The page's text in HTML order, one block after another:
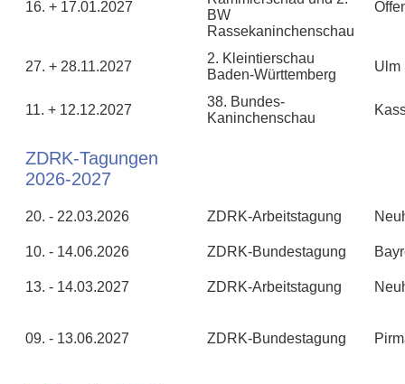
16. + 17.01.2027
BW
Rassekaninchenschau
27. + 28.11.2027
2. Kleintierschau
Baden-Württemberg
Ulm
11. + 12.12.2027
38. Bundes-
Kaninchenschau
ZDRK-Tagungen
2026-2027
20. - 22.03.2026 ZDRK-Arbeitstagung
10. - 14.06.2026 ZDRK-Bundestagung
13. - 14.03.2027 ZDRK-Arbeitstagung
09. - 13.06.2027 ZDRK-Bundestagung